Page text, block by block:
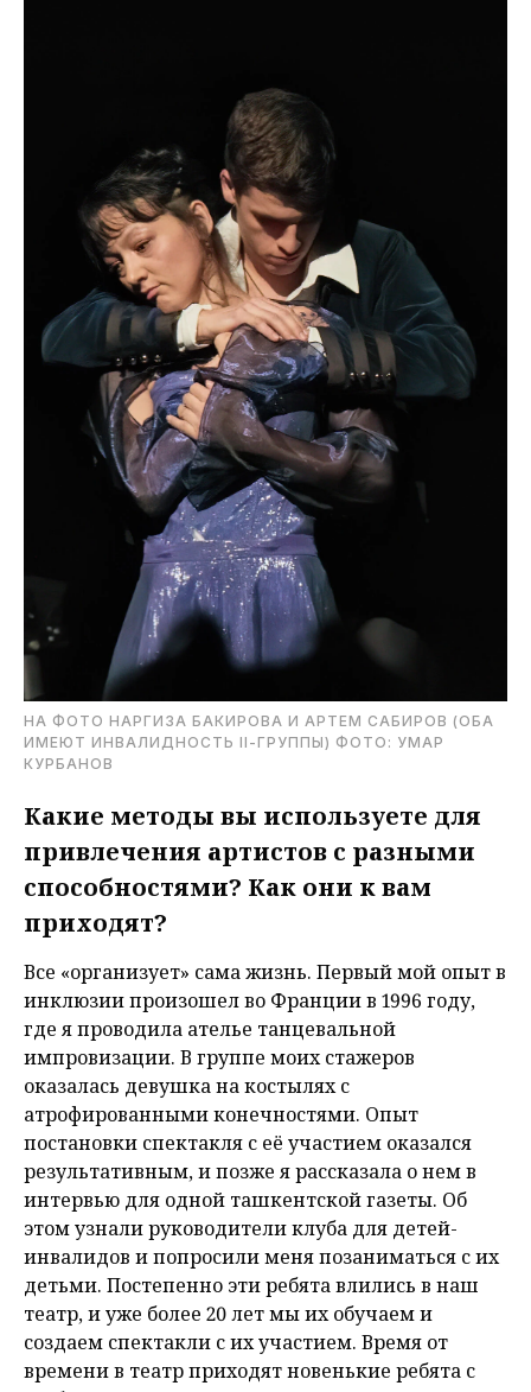
НА ФОТО НАРГИЗА БАКИРОВА И АРТЕМ САБИРОВ (ОБА
ИМЕЮТ ИНВАЛИДНОСТЬ II-ГРУППЫ) ФОТО: УМАР
КУРБАНОВ
Какие методы вы используете для
привлечения артистов с разными
способностями? Как они к вам
приходят?
Все «организует» сама жизнь. Первый мой опыт в
инклюзии произошел во Франции в 1996 году,
где я проводила ателье танцевальной
импровизации. В группе моих стажеров
оказалась девушка на костылях с
атрофированными конечностями. Опыт
постановки спектакля с её участием оказался
результативным, и позже я рассказала о нем в
интервью для одной ташкентской газеты. Об
этом узнали руководители клуба для детей-
инвалидов и попросили меня позаниматься с их
детьми. Постепенно эти ребята влились в наш
театр, и уже более 20 лет мы их обучаем и
создаем спектакли с их участием. Время от
времени в театр приходят новенькие ребята с